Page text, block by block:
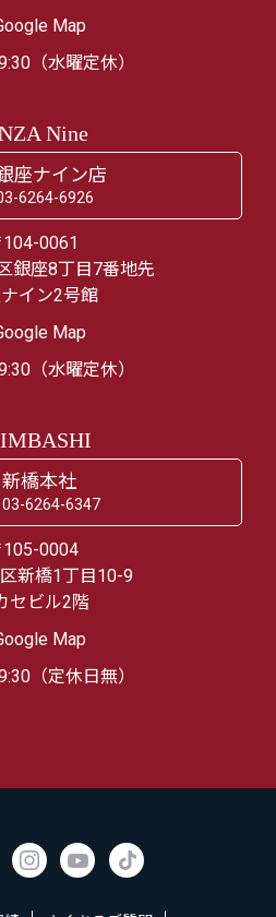
Map
（水曜定休）
Nine
座ナイン店
6264-6926
104-0061
銀座8丁目7番地先
イン2号館
Map
（水曜定休）
新橋本社
03-6264-6347
105-0004
新橋1丁目10-9
セビル2階
Map
（定休日無）